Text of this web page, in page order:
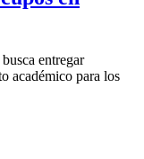
entregar
académico para los